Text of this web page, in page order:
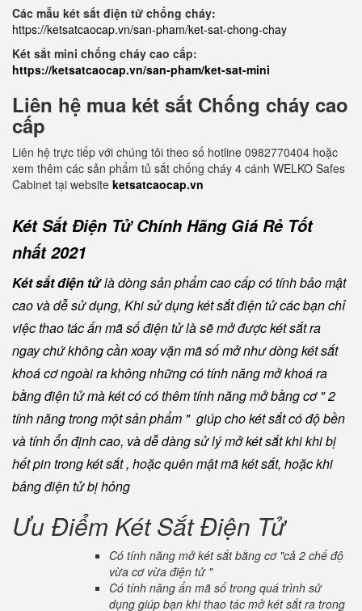
Các mẫu két sắt điện tử chống cháy:
https://ketsatcaocap.vn/san-pham/ket-sat-chong-chay
Két sắt mini chống cháy cao cấp:
https://ketsatcaocap.vn/san-pham/ket-sat-mini
Liên hệ mua két sắt Chống cháy cao
cấp
Liên hệ trực tiếp với chúng tôi theo số hotline 0982770404 hoặc
xem thêm các sản phẩm tủ sắt chống cháy 4 cánh WELKO Safes
Cabinet tại website ketsatcaocap.vn
Két Sắt Điện Tử Chính Hãng Giá Rẻ Tốt
nhất 2021
Két sắt điện tửlà dòng sản phẩm cao cấp có tính bảo mật
cao và dễ sử dụng, Khi sử dụng két sắt điện tử các bạn chỉ
việc thao tác ấn mã số điện tử là sẽ mở được két sắt ra
ngay chứ không cần xoay vặn mã số mở như dòng két sắt
khoá cơ ngoài ra không những có tính năng mở khoá ra
bằng điện tử mà két có có thêm tính năng mở bằng cơ " 2
tính năng trong một sản phẩm " giúp cho két sắt có độ bền
và tính ổn định cao, và dễ dàng sử lý mở két sắt khi khi bị
hết pin trong két sắt , hoặc quên mật mã két sắt, hoặc khi
bảng điện tử bị hỏng
Ưu Điểm Két Sắt Điện Tử
Có tính năng mở két sắt bằng cơ "cả 2 chế độ
vừa cơ vừa điện tử "
Có tính năng ẩn mã số trong quá trình sử
dụng giúp bạn khi thao tác mở két sắt ra trong